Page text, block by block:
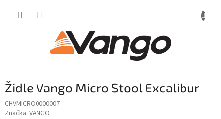
Židle Vango Micro Stool Excalibur
CHVMICRO0000007
Značka: VANGO